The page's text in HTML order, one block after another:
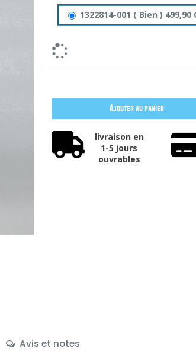
1322814-001 ( Bien ) 499,90
Ajouter au panier
livraison en
1-5 jours
ouvrables
Avis et notes